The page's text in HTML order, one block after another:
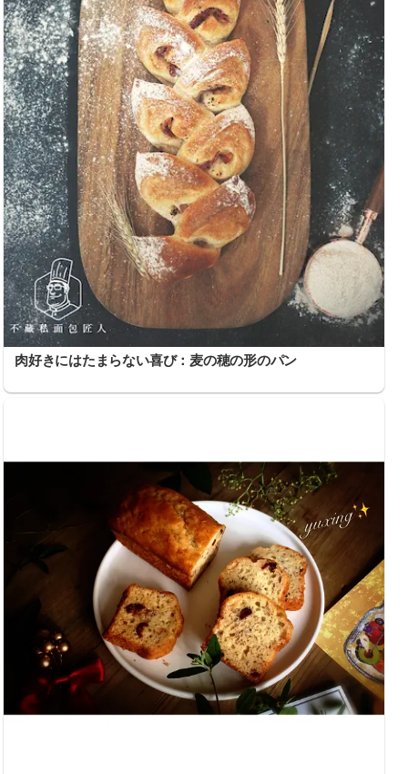
肉好きにはたまらない喜び：麦の穂の形のパン